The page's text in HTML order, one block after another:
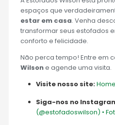
espaços que
estar em casa. Venha
transformar seus estofados
conforto e felicidade.
Não perca tempo! Entre em
Wilsone agende uma visita.
Visite nosso site:
Siga-nos no
(@estofadoswilson) •